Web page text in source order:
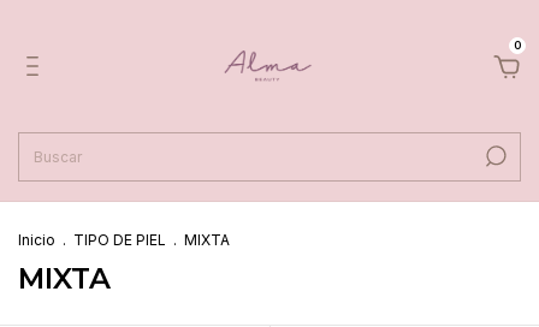
0
Inicio . TIPO DE PIEL . MIXTA
MIXTA